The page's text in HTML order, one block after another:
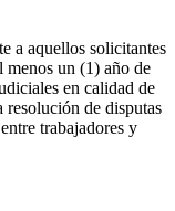
a aquellos solicitantes
menos un (1) año de
en calidad de
resolución de disputas
trabajadores y